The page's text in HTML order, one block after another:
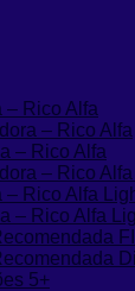
– Rico Alfa
– Rico Alfa
– Rico Alfa
– Rico
– Rico Alfa
– Rico Alfa
5+